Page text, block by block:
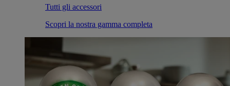
Tutti gli accessori
Scopri la nostra gamma completa